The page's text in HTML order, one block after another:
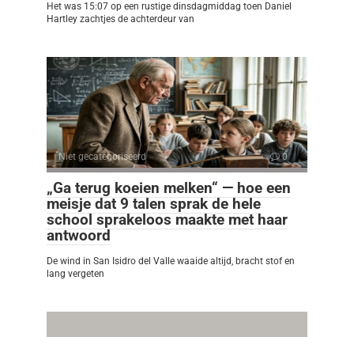
Het was 15:07 op een rustige dinsdagmiddag toen Daniel
Hartley zachtjes de achterdeur van
Niet gecategoriseerd 0
„Ga terug koeien melken“ — hoe een
meisje dat 9 talen sprak de hele
school sprakeloos maakte met haar
antwoord
De wind in San Isidro del Valle waaide altijd, bracht stof en
lang vergeten